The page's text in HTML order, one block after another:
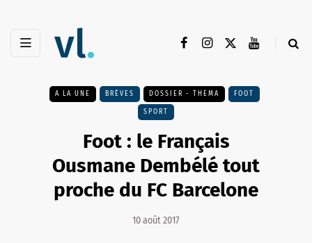
A LA UNE BRÈVES DOSSIER - THEMA FOOT
SPORT
Foot : le Français
Ousmane Dembélé tout
proche du FC Barcelone
10 août 2017